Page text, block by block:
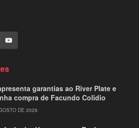
garantias ao River Plate e
compra de Facundo Colidio
DE 2026